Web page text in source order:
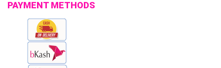
PAYMENT METHODS